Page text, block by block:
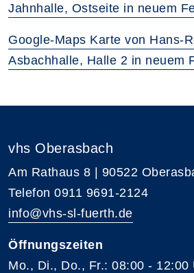
Jahnhalle, Ostseite in neuem
Google-Maps Karte von Hans-
Asbachhalle, Halle 2 in neuem
vhs Oberasbach
Am Rathaus 8 | 90522
Telefon 0911 9691-2124
info@vhs-sl-fuerth.de
Öffnungszeiten
Mo., Di., Do., Fr.: 08:00 - 12:00